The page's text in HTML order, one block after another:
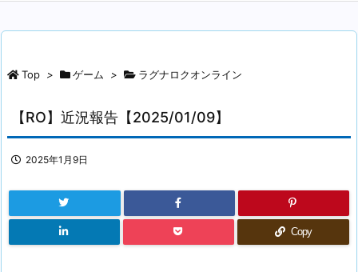
Top > ゲーム > ラグナロクオンライン
【RO】近況報告【2025/01/09】
2025年1月9日
Copy